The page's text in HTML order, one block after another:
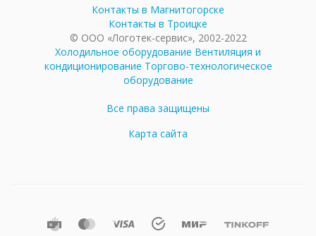
Контакты в Магнитогорске
Контакты в Троицке
© ООО «Логотек-сервис», 2002-2022
Холодильное оборудование Вентиляция и
кондиционирование Торгово-технологическое
оборудование
Все права защищены
Карта сайта